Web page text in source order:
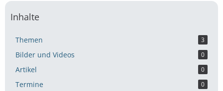
Inhalte
Themen 3
Bilder und Videos 0
Artikel 0
Termine 0